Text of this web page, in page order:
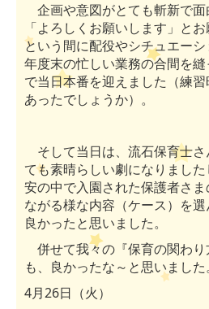
企画や意図がとても斬新で
「よろしくお願いします」と
という間に配役やシチュエーシ
年度末の忙しい業務の合間を
で当日本番を迎えました（練
あったでしょうか）。
そして当日は、流石保育士さ
ても素晴らしい劇になりまし
安の中で入園された保護者さ
ながる様な内容（ケース）を
良かったと思いました。
併せて我々の『保育の関わ
も、良かったな～と思いました。
4月26日（火）